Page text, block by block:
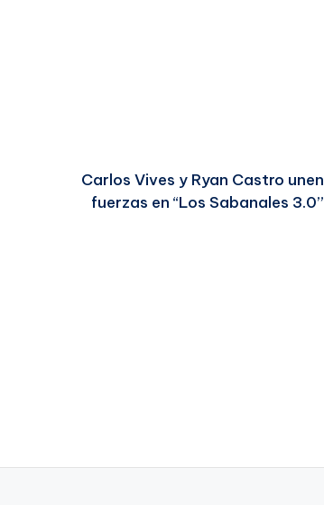
Carlos Vives y Ryan Castro unen
fuerzas en “Los Sabanales 3.0”